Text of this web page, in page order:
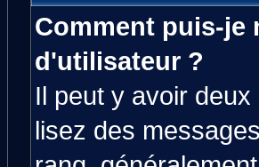
Comment puis-je
d'utilisateur ?
Il peut y avoir
lisez des